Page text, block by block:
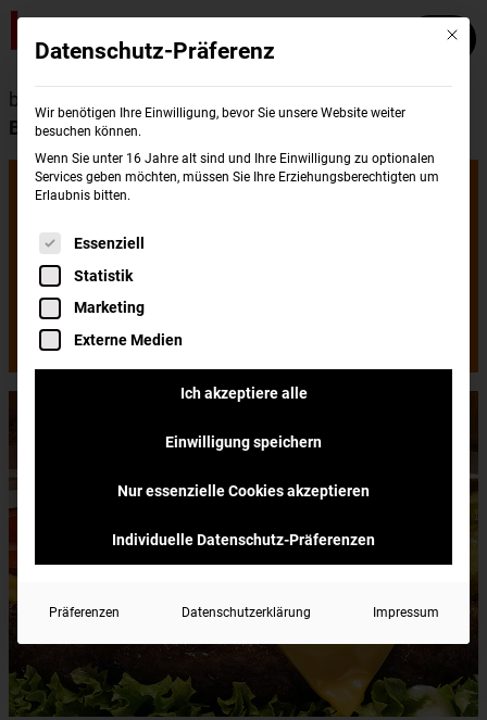
burgerme
Burgersaucen: Die Krönung für jeden Burger
Burgersaucen:
Die Krönung für
jeden Burger
Mit
Datenschutz-Präferenz
Wir benötigen Ihre Einwilligung, bevor Sie unsere Website weiter
besuchen können.
Wenn Sie unter 16 Jahre alt sind und Ihre Einwilligung zu optionalen
Services geben möchten, müssen Sie Ihre Erziehungsberechtigten um
Erlaubnis bitten.
Es folgt eine Liste der Service-Gruppen, für
Essenziell
Statistik
Marketing
Externe Medien
Ich akzeptiere alle
Einwilligung speichern
Nur essenzielle Cookies akzeptieren
Individuelle Datenschutz-Präferenzen
Präferenzen Datenschutzerklärung Impressum